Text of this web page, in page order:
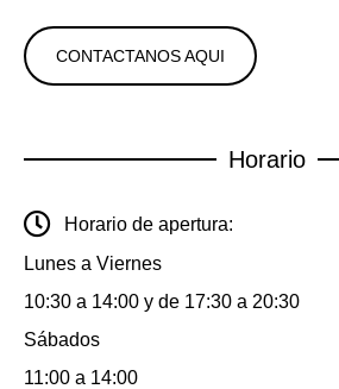
CONTACTANOS AQUI
Horario
Horario de apertura:
Lunes a Viernes
10:30 a 14:00 y de 17:30 a 20:30
Sábados
11:00 a 14:00